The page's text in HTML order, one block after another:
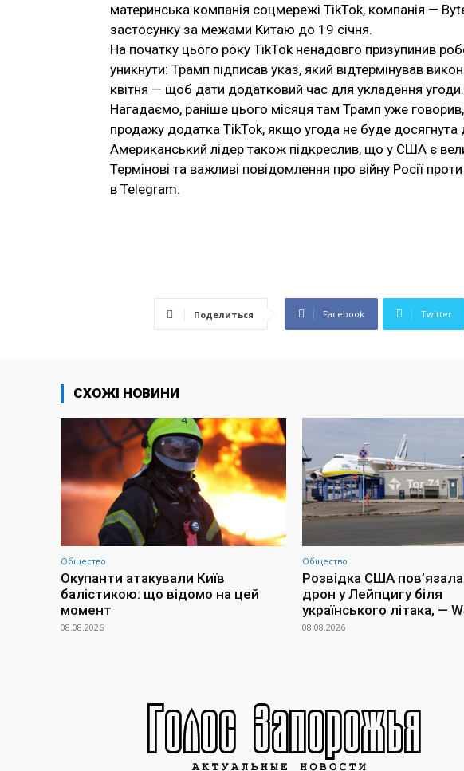
материнська компанія соцмережі TikTok, компанія —
застосунку за межами Китаю до 19 січня.
На початку цього року TikTok ненадовго призупинив
уникнути: Трамп підписав указ, який відтермінував
квітня — щоб дати додатковий час для укладення угоди.
Нагадаємо, раніше цього місяця там Трамп уже
продажу додатка TikTok, якщо угода не буде досягнута
Американський лідер також підкреслив, що у США є
Термінові та важливі повідомлення про війну Росії
в Telegram.
Поделиться Facebook Twitter
СХОЖІ НОВИНИ
Общество
Окупанти атакували Київ
балістикою: що відомо на цей
момент
08.08.2026
Общество
Розвідка США
дрон у Лейпцигу біля
українського літака, —
08.08.2026